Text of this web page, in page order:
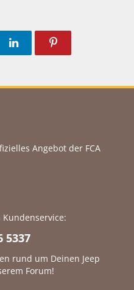
Angebot der FCA
5337
rund um Deinen Jeep
Forum!